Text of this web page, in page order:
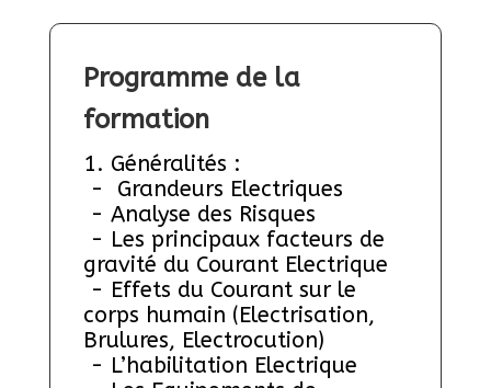
Programme de la
formation
1. Généralités :
-  Grandeurs Electriques
- Analyse des Risques
gravité du Courant Electrique
corps humain (Electrisation,
Brulures, Electrocution)
- L’habilitation Electrique